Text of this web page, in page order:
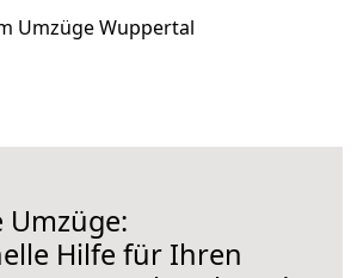
Umzüge:
Hilfe für Ihren